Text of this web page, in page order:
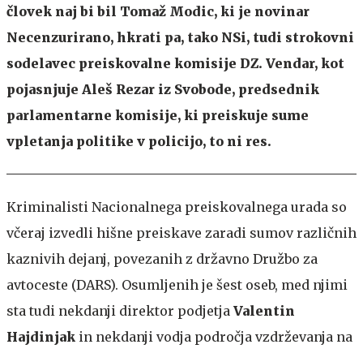
človek naj bi bil Tomaž Modic, ki je novinar
Necenzurirano, hkrati pa, tako NSi, tudi strokovni
sodelavec preiskovalne komisije DZ. Vendar, kot
pojasnjuje Aleš Rezar iz Svobode, predsednik
parlamentarne komisije, ki preiskuje sume
vpletanja politike v policijo, to ni res.
Kriminalisti Nacionalnega preiskovalnega urada so
včeraj izvedli hišne preiskave zaradi sumov različnih
kaznivih dejanj, povezanih z državno Družbo za
avtoceste (DARS). Osumljenih je šest oseb, med njimi
sta tudi nekdanji direktor podjetja Valentin
Hajdinjak in nekdanji vodja področja vzdrževanja na